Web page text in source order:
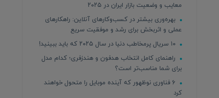
معایب و وضعیت بازار ایران در ۲۰۲۵
بهره‌وری بیشتر در کسب‌وکارهای آنلاین: راهکارهای
عملی و اثربخش برای رشد و موفقیت سریع
راهنمای کامل انتخاب هدفون و هندزفری؛ کدام مدل
برای شما مناسب‌تر است؟
۶ فناوری نوظهور که آینده موبایل را متحول خواهند
کرد